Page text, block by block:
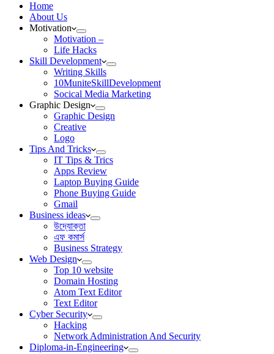
Home
About Us
Motivation
Motivation –
Life Hacks
Skill Development
Writing Skills
10MuniteSkillDevelopment
Socical Media Marketing
Graphic Design
Graphic Design
Creative
Logo
Tips And Tricks
IT Tips & Trics
Apps Review
Laptop Buying Guide
Phone Buying Guide
Gmail
Business ideas
উদ্যোক্তা
এফ কমার্স
Business Strategy
Web Design
Top 10 website
Domain Hosting
Atom Text Editor
Text Editor
Cyber Security
Hacking
Network Administration And Security
Diploma-in-Engineering